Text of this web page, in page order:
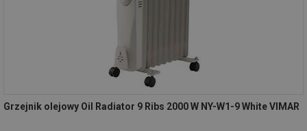
Grzejnik olejowy Oil Radiator 9 Ribs 2000 W NY-W1-9 White VIMAR